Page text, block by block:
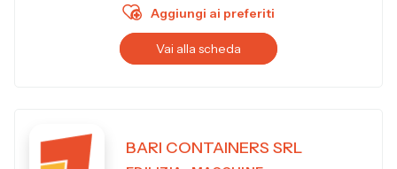
Aggiungi ai preferiti
Vai alla scheda
BARI CONTAINERS SRL